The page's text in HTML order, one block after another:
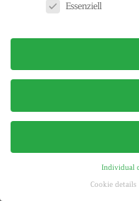
Essenziell
Individual
Cookie details